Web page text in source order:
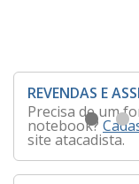
REVENDAS E
Precisa de um
notebook?
site atacadista.